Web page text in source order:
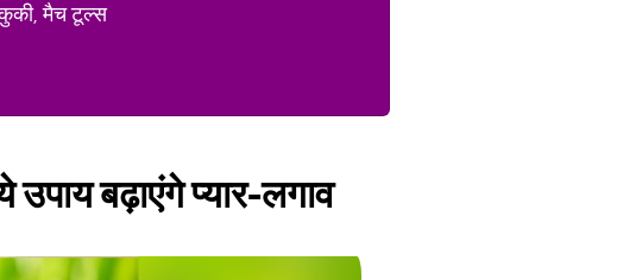
मैच टूल्स
बढ़ाएंगे प्‍यार-लगाव